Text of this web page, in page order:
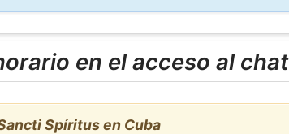
en el acceso al chat
Spíritus en Cuba